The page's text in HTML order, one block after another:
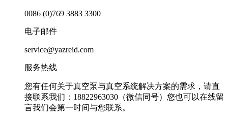
0086 (0)769 3883 3300
电子邮件
service@yazreid.com
服务热线
您有任何关于真空泵与真空系统解决方案的需求，请直
接联系我们：18822963030（微信同号）您也可以在线留
言我们会第一时间与您联系。